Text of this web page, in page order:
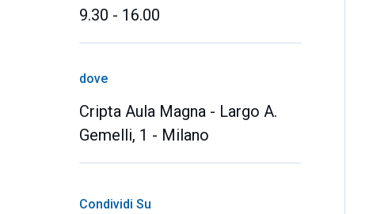
9.30 - 16.00
dove
Cripta Aula Magna - Largo A.
Gemelli, 1 - Milano
Condividi Su